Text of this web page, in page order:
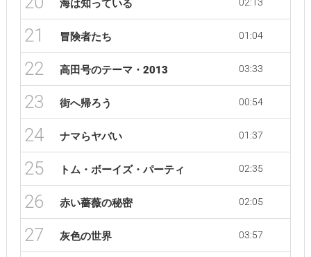
海は知っている
21 冒険者たち 01:04
22 高田号のテーマ・2013 03:33
23 街へ帰ろう 00:54
24 ナマらヤバい 01:37
25 トム・ボーイズ・パーティ 02:35
26 赤い薔薇の秘密 02:05
27 灰色の世界 03:57